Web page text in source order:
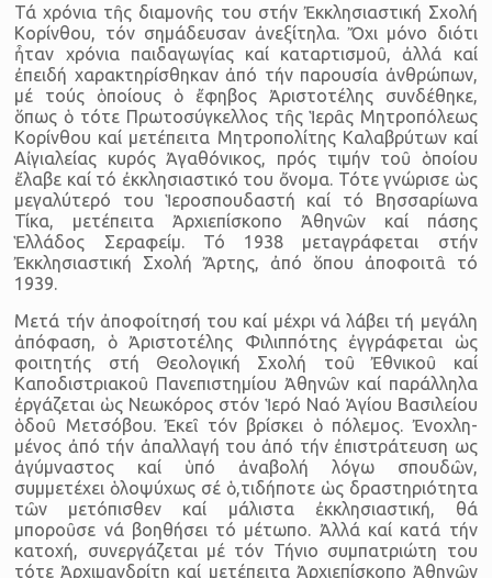
Τά χρόνια τῆς διαμονῆς του στήν Ἐκκλησιαστική Σχολή
Κο­ρίνθου, τόν σημάδευσαν ἀνεξίτηλα. Ὄχι μόνο διότι
ἦταν χρόνια παι­δαγωγίας καί καταρτισμοῦ, ἀλλά καί
ἐπειδή χαρακτηρίσθηκαν ἀπό τήν παρουσία ἀνθρώπων,
μέ τούς ὁποίους ὁ ἔφηβος Ἀριστοτέλης συνδέθηκε,
ὅπως ὁ τότε Πρωτοσύγκελλος τῆς Ἱερᾶς Μητροπόλεως
Κορίνθου καί μετέπειτα Μητροπολίτης Καλαβρύτων καί
Αἰγιαλείας κυρός Ἀγαθόνικος, πρός τιμήν τοῦ ὁποίου
ἔλαβε καί τό ἐκκλησιαστι­κό του ὄνομα. Τότε γνώρισε ὡς
μεγαλύτερό του Ἱεροσπουδαστή καί τό Βησσαρίωνα
Τίκα, μετέπειτα Ἀρχιεπίσκοπο Ἀθηνῶν καί πάσης
Ἑλλάδος Σεραφείμ. Τό 1938 μεταγράφεται στήν
Ἐκκλησιαστική Σχολή Ἄρτης, ἀπό ὅπου ἀποφοιτᾶ τό
1939.
Μετά τήν ἀποφοίτησή του καί μέχρι νά λάβει τή μεγάλη
ἀπό­φαση, ὁ Ἀριστοτέλης Φιλιππότης ἐγγράφεται ὡς
φοιτητής στή Θεο­λογική Σχολή τοῦ Ἐθνικοῦ καί
Καποδιστριακοῦ Πανεπιστημίου Ἀ­θηνῶν καί παράλληλα
ἐργάζεται ὡς Νεωκόρος στόν Ἱερό Ναό Ἁγί­ου Βασιλείου
ὁδοῦ Μετσόβου. Ἐκεῖ τόν βρίσκει ὁ πόλεμος. Ἐνοχλη­
μένος ἀπό τήν ἀπαλλαγή του ἀπό τήν ἐπιστράτευση ως
ἀγύμνα­στος καί ὑπό ἀναβολή λόγω σπουδῶν,
συμμετέχει ὁλοψύχως σέ ὁ,τι­δήποτε ὡς δραστηριότητα
τῶν μετόπισθεν καί μάλιστα ἐκκλησιαστι­κή, θά
μποροῦσε νά βοηθήσει τό μέτωπο. Ἀλλά καί κατά τήν
κατο­χή, συνεργάζεται μέ τόν Τήνιο συμπατριώτη του
τότε Ἀρχιμανδρίτη καί μετέπειτα Ἀρχιεπίσκοπο Ἀθηνῶν